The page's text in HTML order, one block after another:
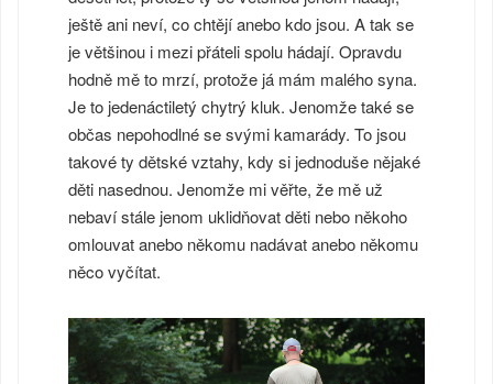
ještě ani neví, co chtějí anebo kdo jsou. A tak se
je většinou i mezi přáteli spolu hádají. Opravdu
hodně mě to mrzí, protože já mám malého syna.
Je to jedenáctiletý chytrý kluk. Jenomže také se
občas nepohodlné se svými kamarády. To jsou
takové ty dětské vztahy, kdy si jednoduše nějaké
děti nasednou. Jenomže mi věřte, že mě už
nebaví stále jenom uklidňovat děti nebo někoho
omlouvat anebo někomu nadávat anebo někomu
něco vyčítat.